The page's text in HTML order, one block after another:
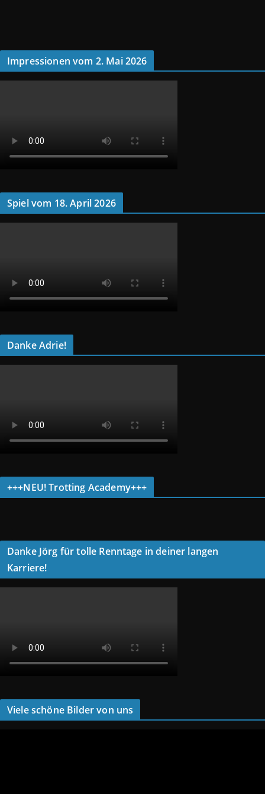
Impressionen vom 2. Mai 2026
Spiel vom 18. April 2026
Danke Adrie!
+++NEU! Trotting Academy+++
Danke Jörg für tolle Renntage in deiner langen
Karriere!
Viele schöne Bilder von uns